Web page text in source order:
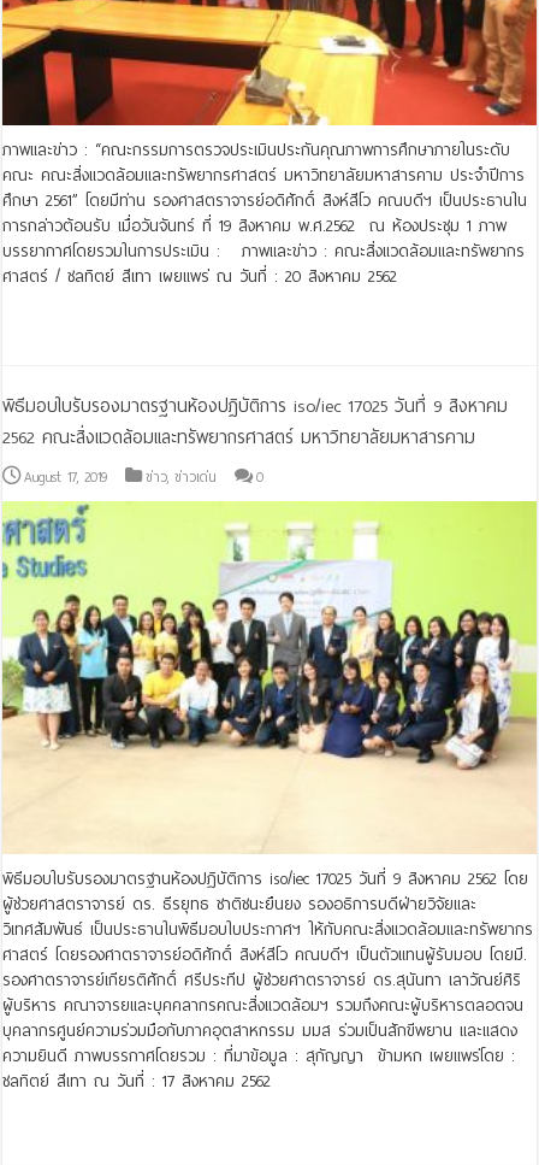
ภาพและข่าว : “คณะกรรมการตรวจประเมินประกันคุณภาพการศึกษาภายในระดับ
คณะ คณะสิ่งแวดล้อมและทรัพยากรศาสตร์ มหาวิทยาลัยมหาสารคาม ประจำปีการ
ศึกษา 2561” โดยมีท่าน รองศาสตราจารย์อดิศักดิ์ สิงห์สีโว คณบดีฯ เป็นประธานใน
การกล่าวต้อนรับ เมื่อวันจันทร์ ที่ 19 สิงหาคม พ.ศ.2562 ณ ห้องประชุม 1 ภาพ
บรรยากาศโดยรวมในการประเมิน : ภาพและข่าว : คณะสิ่งแวดล้อมและทรัพยากร
ศาสตร์ / ชลทิตย์ สีเทา เผยแพร่ ณ วันที่ : 20 สิงหาคม 2562
พิธีมอบใบรับรองมาตรฐานห้องปฏิบัติการ iso/iec 17025 วันที่ 9 สิงหาคม
2562 คณะสิ่งแวดล้อมและทรัพยากรศาสตร์ มหาวิทยาลัยมหาสารคาม
August 17, 2019 ข่าว,ข่าวเด่น 0
พิธีมอบใบรับรองมาตรฐานห้องปฏิบัติการ iso/iec 17025 วันที่ 9 สิงหาคม 2562 โดย
ผู้ช่วยศาสตราจารย์ ดร. ธีรยุทธ ชาติชนะยืนยง รองอธิการบดีฝ่ายวิจัยและ
วิเทศสัมพันธ์ เป็นประธานในพิธีมอบใบประกาศฯ ให้กับคณะสิ่งแวดล้อมและทรัพยากร
ศาสตร์ โดยรองศาตราจารย์อดิศักดิ์ สิงห์สีโว คณบดีฯ เป็นตัวแทนผู้รับมอบ โดยมี.
รองศาตราจารย์เกียรติศักดิ์ ศรีประทีป ผู้ช่วยศาตราจารย์ ดร.สุนันทา เลาวัณย์ศิริ
ผู้บริหาร คณาจารยและบุคคลากรคณะสิ่งแวดล้อมฯ รวมถึงคณะผู้บริหารตลอดจน
บุคลากรศูนย์ความร่วมมือกับภาคอุตสาหกรรม มมส ร่วมเป็นสักขีพยาน และแสดง
ความยินดี ภาพบรรกาศโดยรวม : ที่มาข้อมูล : สุกัญญา ข้ามหก เผยแพร่โดย :
ชลทิตย์ สีเทา ณ วันที่ : 17 สิงหาคม 2562